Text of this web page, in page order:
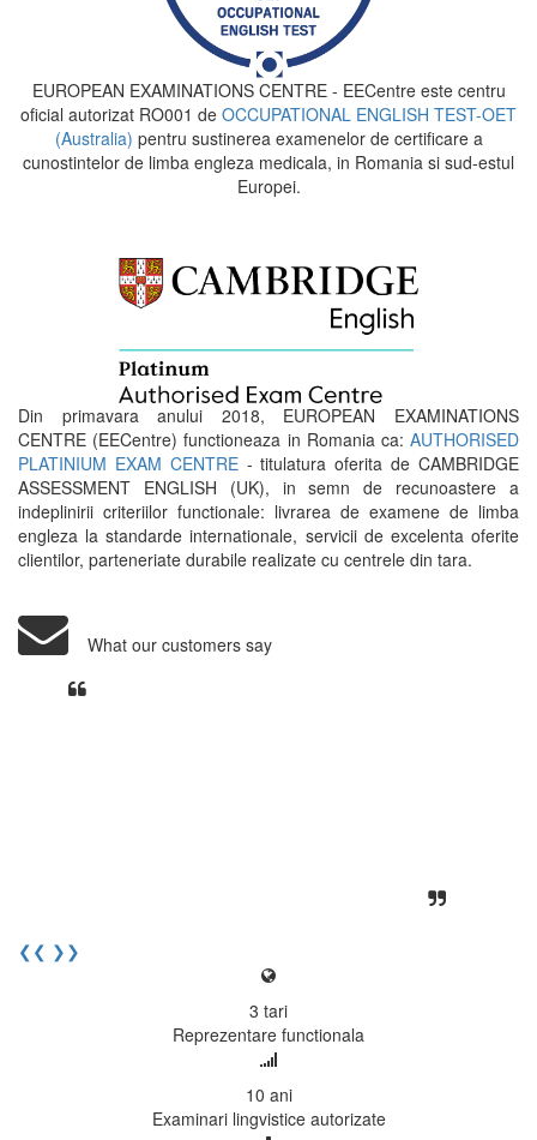
EUROPEAN EXAMINATIONS CENTRE - EECentre este centru
oficial autorizat RO001 de OCCUPATIONAL ENGLISH TEST-OET
(Australia) pentru sustinerea examenelor de certificare a
cunostintelor de limba engleza medicala, in Romania si sud-estul
Europei.
Din primavara anului 2018, EUROPEAN EXAMINATIONS
CENTRE (EECentre) functioneaza in Romania ca: AUTHORISED
PLATINIUM EXAM CENTRE- titulatura oferita de CAMBRIDGE
ASSESSMENT ENGLISH (UK), in semn de recunoastere a
indeplinirii criteriilor functionale: livrarea de examene de limba
engleza la standarde internationale, servicii de excelenta oferite
clientilor, parteneriate durabile realizate cu centrele din tara.
What our customers say
❮❮ ❯❯
3 tari
Reprezentare functionala
10 ani
Examinari lingvistice autorizate